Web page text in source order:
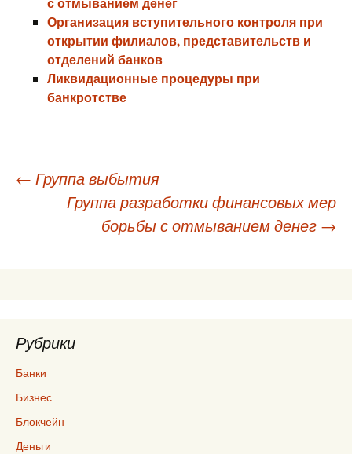
Организация вступительного контроля при
открытии филиалов, представительств и
отделений банков
Ликвидационные процедуры при
банкротстве
Навигация
← Группа выбытия
Группа разработки финансовых мер
борьбы с отмыванием денег →
Рубрики
Банки
Бизнес
Блокчейн
Деньги